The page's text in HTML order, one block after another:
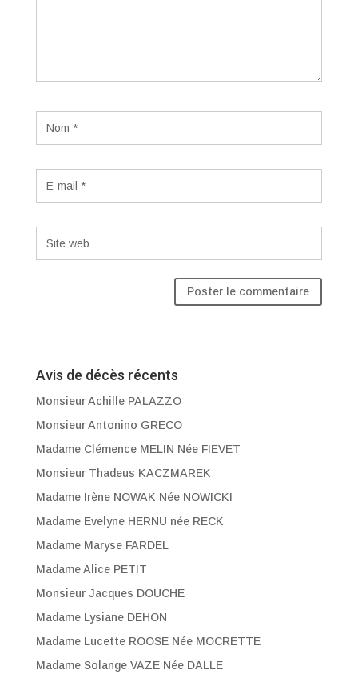
Avis de décès récents
Monsieur Achille PALAZZO
Monsieur Antonino GRECO
Madame Clémence MELIN Née FIEVET
Monsieur Thadeus KACZMAREK
Madame Irène NOWAK Née NOWICKI
Madame Evelyne HERNU née RECK
Madame Maryse FARDEL
Madame Alice PETIT
Monsieur Jacques DOUCHE
Madame Lysiane DEHON
Madame Lucette ROOSE Née MOCRETTE
Madame Solange VAZE Née DALLE